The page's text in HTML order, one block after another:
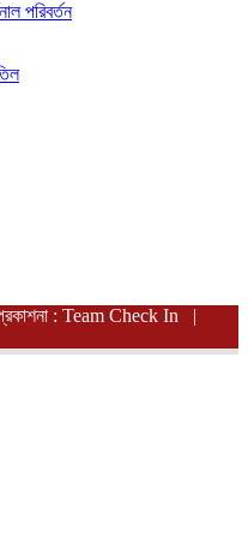
পরিবর্তন
: Team Check In |